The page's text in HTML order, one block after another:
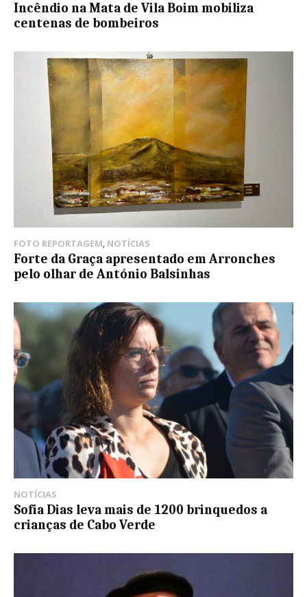
Incêndio na Mata de Vila Boim mobiliza
centenas de bombeiros
FOTO REPORTAGEM, NOTÍCIAS
Forte da Graça apresentado em Arronches
pelo olhar de António Balsinhas
NOTÍCIAS
Sofia Dias leva mais de 1200 brinquedos a
crianças de Cabo Verde